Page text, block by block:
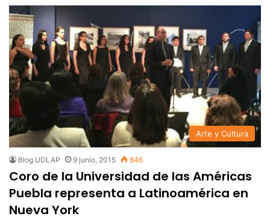
Arte y Cultura
Blog UDLAP 9 junio, 2015 846
Coro de la Universidad de las Américas
Puebla representa a Latinoamérica en
Nueva York